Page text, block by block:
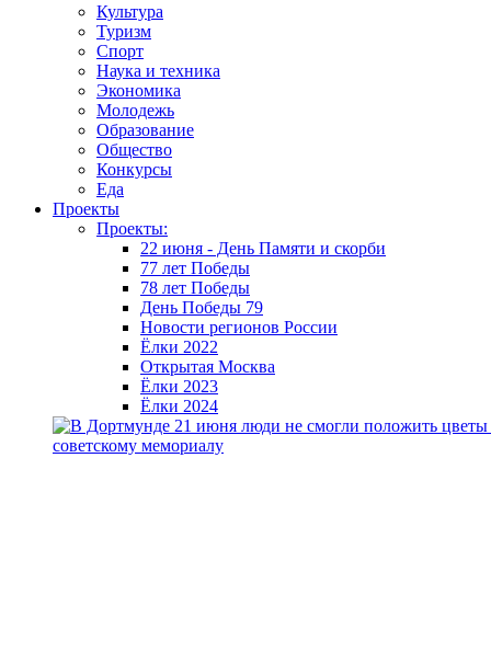
Культура
Туризм
Спорт
Наука и техника
Экономика
Молодежь
Образование
Общество
Конкурсы
Еда
Проекты
Проекты:
22 июня - День Памяти и скорби
77 лет Победы
78 лет Победы
День Победы 79
Новости регионов России
Ёлки 2022
Открытая Москва
Ёлки 2023
Ёлки 2024